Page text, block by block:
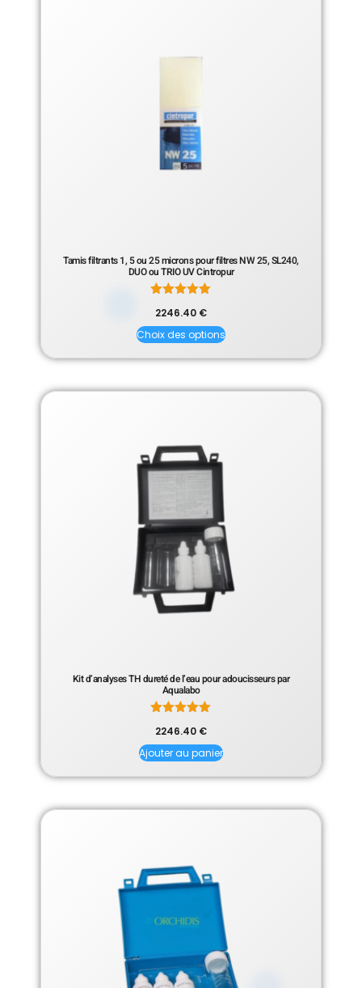
Tamis filtrants 1, 5 ou 25 microns pour filtres NW 25, SL240,
DUO ou TRIO UV Cintropur
5.00
sur 5
2246.40 €
Choix des options
Kit d’analyses TH dureté de l’eau pour adoucisseurs par
Aqualabo
5.00
sur 5
2246.40 €
Ajouter au panier